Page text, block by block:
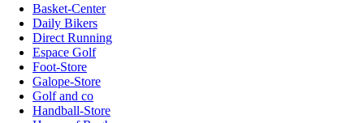
Basket-Center
Daily Bikers
Direct Running
Espace Golf
Foot-Store
Galope-Store
Golf and co
Handball-Store